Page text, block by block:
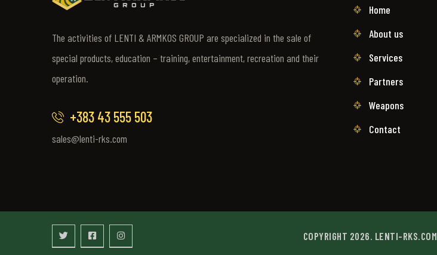
The activities of LENTI & ARMKOS GROUP are specialized in the sale of
special products, education – training, entertainment, recreation and their
operation.
+383 43 555 503
sales@lenti-rks.com
Home
About us
Services
Partners
Weapons
Contact
COPYRIGHT 2026. LENTI-RKS.COM